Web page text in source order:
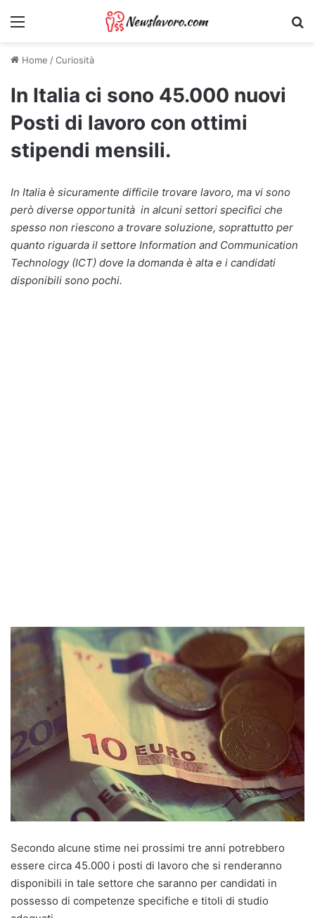
Menu
Home /Curiosità
In Italia ci sono 45.000 nuovi
Posti di lavoro con ottimi
stipendi mensili.
In Italia è sicuramente difficile trovare lavoro, ma vi sono
però diverse opportunità in alcuni settori specifici che
spesso non riescono a trovare soluzione, soprattutto per
quanto riguarda il settore Information and Communication
Technology (ICT) dove la domanda è alta e i candidati
disponibili sono pochi.
Secondo alcune stime nei prossimi tre anni potrebbero
essere circa 45.000 i posti di lavoro che si renderanno
disponibili in tale settore che saranno per candidati in
possesso di competenze specifiche e titoli di studio